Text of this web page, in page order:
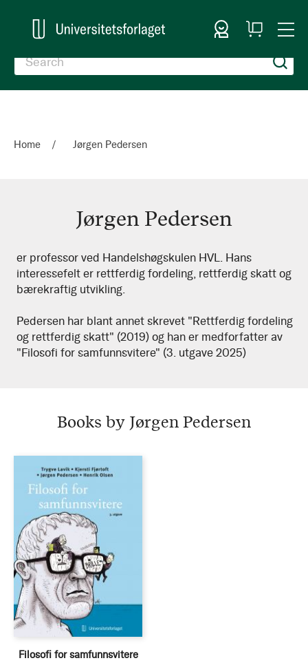
Sign In
My
Cart
Home Jørgen Pedersen
Jørgen Pedersen
Jørgen
Pedersen
er professor ved Handelshøgskulen HVL. Hans
interessefelt er rettferdig fordeling, rettferdig skatt og
bærekraftig utvikling.
Pedersen har blant annet skrevet "Rettferdig fordeling
og rettferdig skatt" (2019) og han er medforfatter av
"Filosofi for samfunnsvitere" (3. utgave 2025)
Books by Jørgen Pedersen
Filosofi for samfunnsvitere